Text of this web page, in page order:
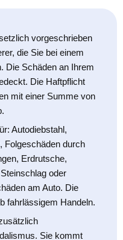
vorgeschrieben
die Sie bei einem
Die Schäden an Ihrem
Die Haftpflicht
mit einer Summe von
Autodiebstahl,
Folgeschäden durch
Erdrutsche,
oder
am Auto. Die
fahrlässigem Handeln.
Sie kommt